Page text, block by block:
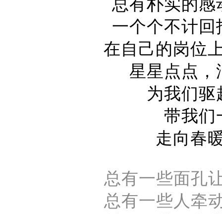
总有朴实的
一个个不计
在自己的岗位
星星点点，
为我们驱
带我们
走向春
总有一些面孔
总有一些人牵